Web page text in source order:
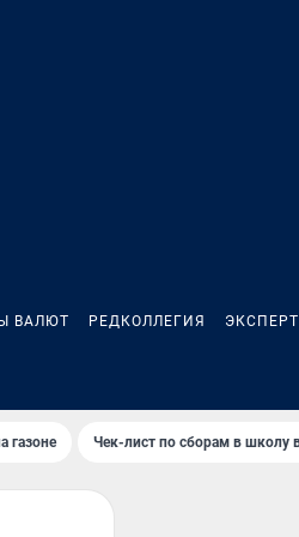
ВАЛЮТ РЕДКОЛЛЕГИЯ
газоне Чек-лист по сборам в школу